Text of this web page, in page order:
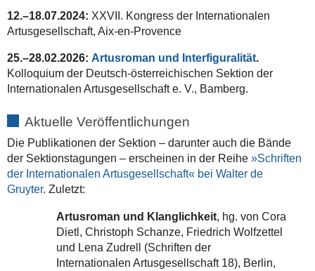
12.–18.07.2024: XXVII. Kongress der Internationalen
Artusgesellschaft, Aix-en-Provence
25.–28.02.2026: Artusroman und Interfiguralität.
Kolloquium der Deutsch-österreichischen Sektion der
Internationalen Artusgesellschaft e. V., Bamberg.
Aktuelle Veröffentlichungen
Die Publikationen der Sektion – darunter auch die Bände
der Sektionstagungen – erscheinen in der Reihe »Schriften
der Internationalen Artusgesellschaft« bei Walter de
Gruyter. Zuletzt:
Artusroman und Klanglichkeit, hg. von Cora
Dietl, Christoph Schanze, Friedrich Wolfzettel
und Lena Zudrell (Schriften der
Internationalen Artusgesellschaft 18), Berlin,